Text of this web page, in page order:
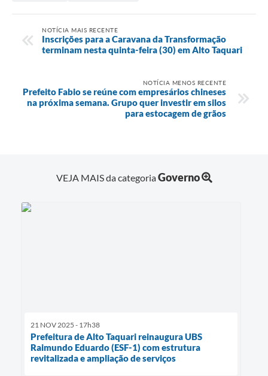
NOTÍCIA MAIS RECENTE
Inscrições para a Caravana da Transformação
terminam nesta quinta-feira (30) em Alto Taquari
NOTÍCIA MENOS RECENTE
Prefeito Fabio se reúne com empresários chineses
na próxima semana. Grupo quer investir em silos
para estocagem de grãos
VEJA MAIS da categoriaGoverno
21 NOV 2025 - 17h38
Prefeitura de Alto Taquari reinaugura UBS
Raimundo Eduardo (ESF-1) com estrutura
revitalizada e ampliação de serviços